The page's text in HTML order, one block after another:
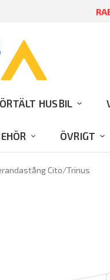
HUSBIL
ÖVRIGT
Cito/Trinus